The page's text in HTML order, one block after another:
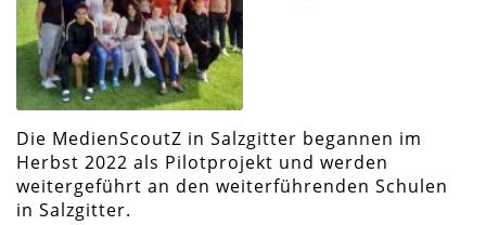
Die MedienScoutZ in Salzgitter begannen im
Herbst 2022 als Pilotprojekt und werden
weitergeführt an den weiterführenden Schulen
in Salzgitter.